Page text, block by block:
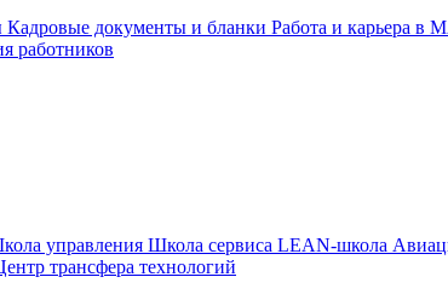
Кадровые документы и бланки Работа и карьера в
работников
управления Школа сервиса LEAN-школа
трансфера технологий